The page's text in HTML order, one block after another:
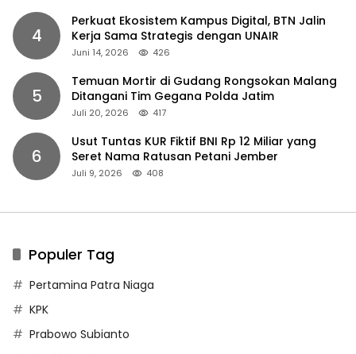
4
Perkuat Ekosistem Kampus Digital, BTN Jalin
Kerja Sama Strategis dengan UNAIR
Juni 14, 2026 426
5
Temuan Mortir di Gudang Rongsokan Malang
Ditangani Tim Gegana Polda Jatim
Juli 20, 2026 417
6
Usut Tuntas KUR Fiktif BNI Rp 12 Miliar yang
Seret Nama Ratusan Petani Jember
Juli 9, 2026 408
Populer Tag
Pertamina Patra Niaga
KPK
Prabowo Subianto